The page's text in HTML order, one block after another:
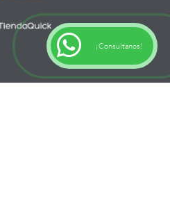
¡Consultanos!